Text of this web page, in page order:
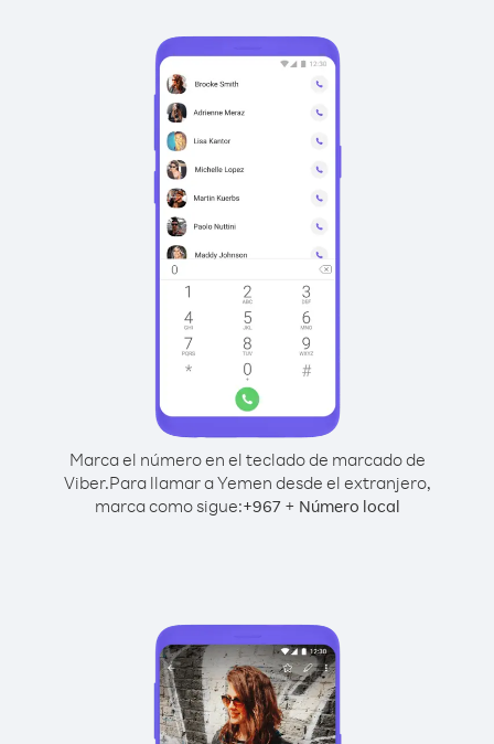
Marca el número en el teclado de marcado de
Viber.Para llamar a Yemen desde el extranjero,
marca como sigue:+967+ Número local